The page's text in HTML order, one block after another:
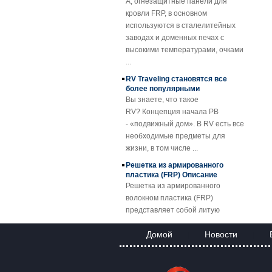
Пластмассовые
профили из
профилированного
армированный
стекловолокном
армированный
пластик FRP
SMC BMC
Fiberglass Resin
Manhole Cover
кровли FRP, в основном
используются в сталелитейных
заводах и доменных печах с
высокими температурами, очками
...
более популярными
Вы знаете, что такое
RV? Концепция начала РВ
- «подвижный дом». В RV есть все
необходимые предметы для
жизни, в том числе ...
пластика (FRP) Описание
Решетка из армированного
волокном пластика (FRP)
представляет собой литую
пластико...
FRP Sheet & Panel Project
Применение решеток FRP
Домой Новости